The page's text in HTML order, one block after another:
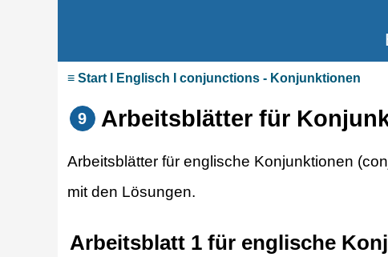
≡ Start I Englisch I conjunctions - Konjunktionen
9 Arbeitsblätter für
Arbeitsblätter für englische Konjunktionen
mit den Lösungen.
Arbeitsblatt 1 für englische